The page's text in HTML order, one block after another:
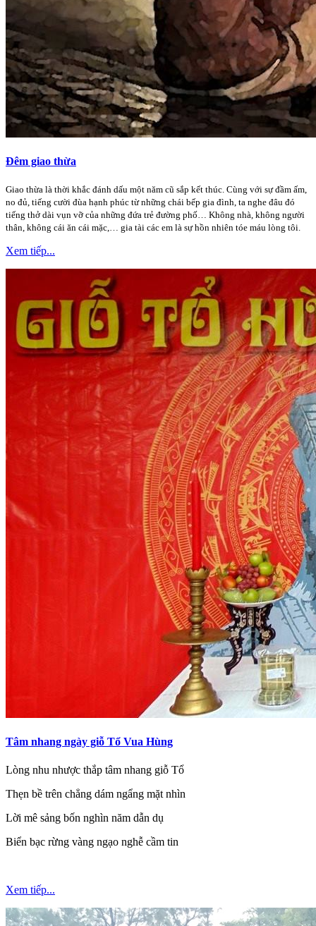
Đêm giao thừa
Giao thừa là thời khắc đánh dấu một năm cũ sắp kết thúc. Cùng với sự đầm ấm,
no đủ, tiếng cười đùa hạnh phúc từ những chái bếp gia đình, ta nghe đâu đó
tiếng thở dài vụn vỡ của những đứa trẻ đường phố… Không nhà, không người
thân, không cái ăn cái mặc,… gia tài các em là sự hồn nhiên tóe máu lòng tôi.
Xem tiếp...
Tâm nhang ngày giỗ Tổ Vua Hùng
Lòng nhu nhược thắp tâm nhang giỗ Tổ
Thẹn bề trên chẳng dám ngẩng mặt nhìn
Lời mê sảng bốn nghìn năm dẫn dụ
Biển bạc rừng vàng ngạo nghễ cầm tin
Xem tiếp...